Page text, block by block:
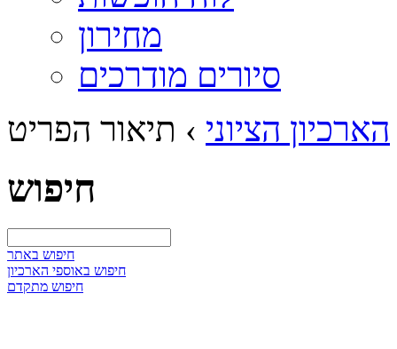
מחירון
סיורים מודרכים
הארכיון הציוני › תיאור הפריט
חיפוש
חיפוש באתר
חיפוש באוספי הארכיון
חיפוש מתקדם